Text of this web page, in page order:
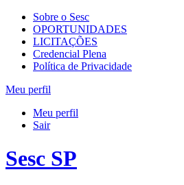
Sobre o Sesc
OPORTUNIDADES
LICITAÇÕES
Credencial Plena
Política de Privacidade
Meu perfil
Meu perfil
Sair
Sesc SP